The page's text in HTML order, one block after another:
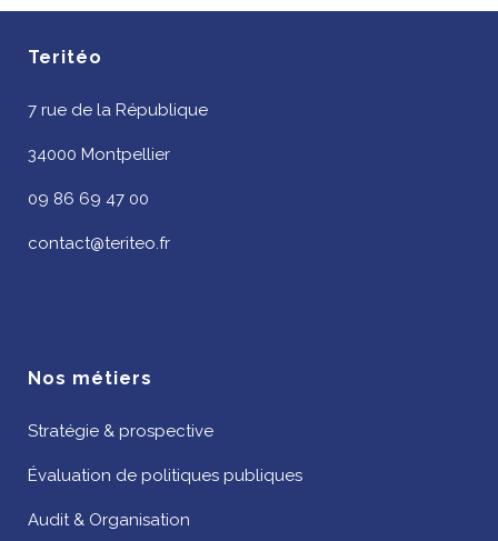
Teritéo
7 rue de la République
34000 Montpellier
09 86 69 47 00
contact@teriteo.fr
Nos métiers
Stratégie & prospective
Évaluation de politiques publiques
Audit & Organisation